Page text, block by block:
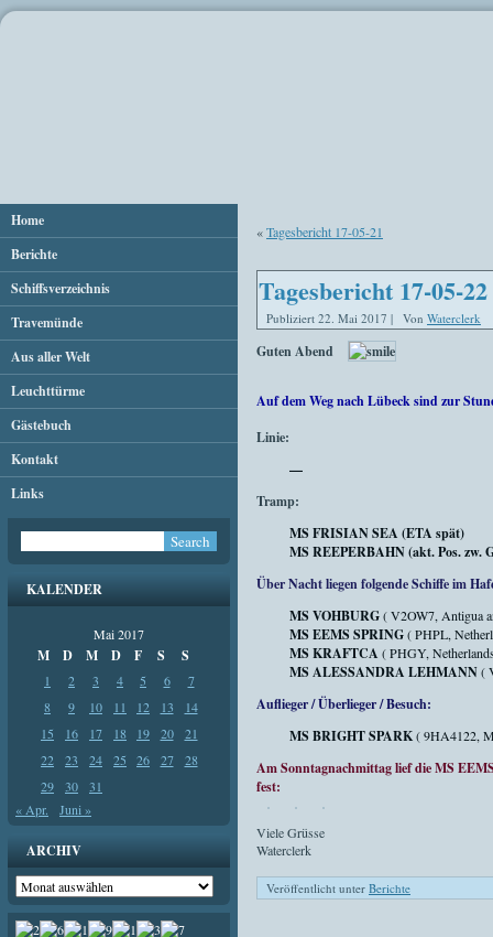
Home
Berichte
Schiffsverzeichnis
Travemünde
Aus aller Welt
Leuchttürme
Gästebuch
Kontakt
Links
KALENDER
Mai 2017
M D M D F S S
1 2 3 4 5 6
7
8
9 10 11 12 13
14
15
16 17 18 19 20
21
22
23 24 25 26 27
28
29
30
31
« Apr.
Juni »
ARCHIV
Archiv
«Tagesbericht 17-05-21
Tagesbericht 17-05-22
Publiziert 22. Mai 2017 | Von Waterclerk
Guten Abend
Auf dem Weg nach Lübeck sind zur
Linie:
—
Tramp:
MS FRISIAN SEA (ETA spät)
MS REEPERBAHN (akt. Pos. zw.
Über Nacht liegen folgende Schiffe im
MS VOHBURG( V2OW7, Antigua
MS EEMS SPRING( PHPL,
MS KRAFTCA ( PHGY,
MS ALESSANDRA LEHMANN(
Auflieger / Überlieger / Besuch:
MS BRIGHT SPARK( 9HA4122,
Am Sonntagnachmittag lief die MS
fest:
Viele Grüsse
Waterclerk
Veröffentlicht unter Berichte